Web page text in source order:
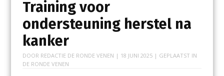
Training voor
ondersteuning herstel na
kanker
DOOR REDACTIE DE RONDE VENEN | 18 JUNI 2025| GEPLAATST IN
DE RONDE VENEN